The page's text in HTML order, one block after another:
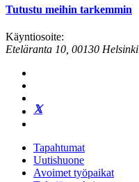
Tutustu meihin tarkemmin
Käyntiosoite:
Eteläranta 10, 00130 Helsinki
Tapahtumat
Uutishuone
Avoimet työpaikat